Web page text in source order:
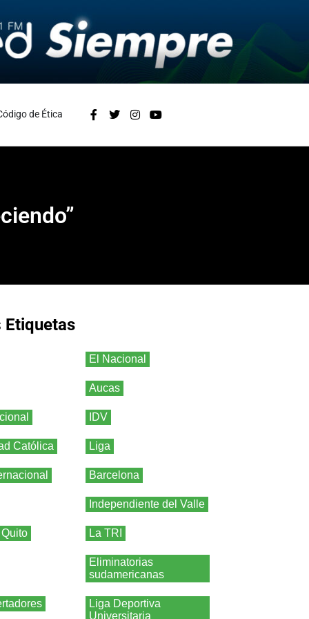
de Ética
Etiquetas
El Nacional
Aucas
IDV
Católica Liga
Barcelona
Independiente del Valle
La TRI
Eliminatorias
sudamericanas
Liga Deportiva
Universitaria